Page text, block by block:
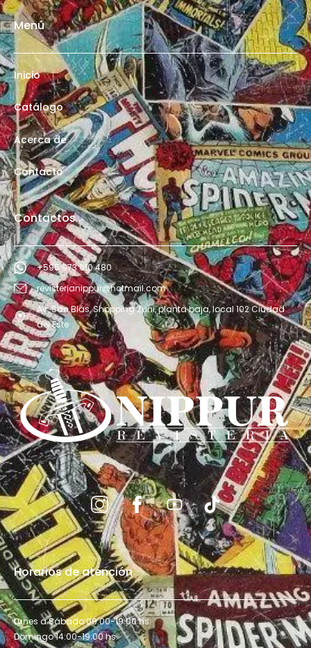
Menú
Inicio
Catálogo
Acerca de
Contacto
Contactos
+595 973 610 480
revisterianippur@hotmail.com
Av. San Blás, Shopping Zuni, planta baja, local 102 Ciudad
del Este
Horarios de atención
Lunes a Sábado 09:00-19:00 hs.
Domingo 14:00-19:00 hs.